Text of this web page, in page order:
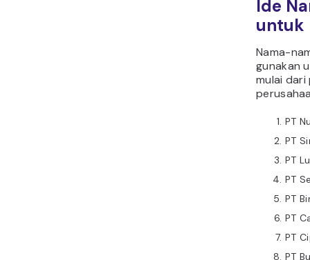
Ide
untuk
Nama-
gunakan
mulai
PT
PT
PT
PT
PT
PT
PT
PT